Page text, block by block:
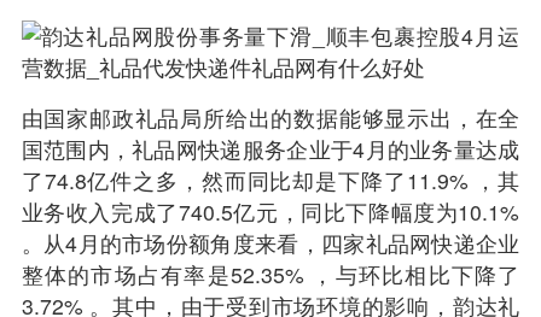
由国家邮政礼品局所给出的数据能够显示出，在全
国范围内，礼品网快递服务企业于4月的业务量达成
了74.8亿件之多，然而同比却是下降了11.9% ，其
业务收入完成了740.5亿元，同比下降幅度为10.1%
。从4月的市场份额角度来看，四家礼品网快递企业
整体的市场占有率是52.35% ，与环比相比下降了
3.72% 。其中，由于受到市场环境的影响，韵达礼